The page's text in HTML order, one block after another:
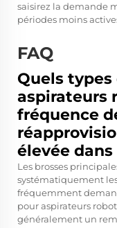
saisirez la demande
périodes moins
FAQ
Quels types
aspirateurs
fréquence
élevée
Les brosses
systématiquement
fréquemment
pour aspirateurs
généralement un